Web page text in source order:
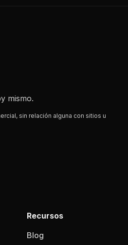
mismo.
sin relación alguna con sitios u
Recursos
Blog